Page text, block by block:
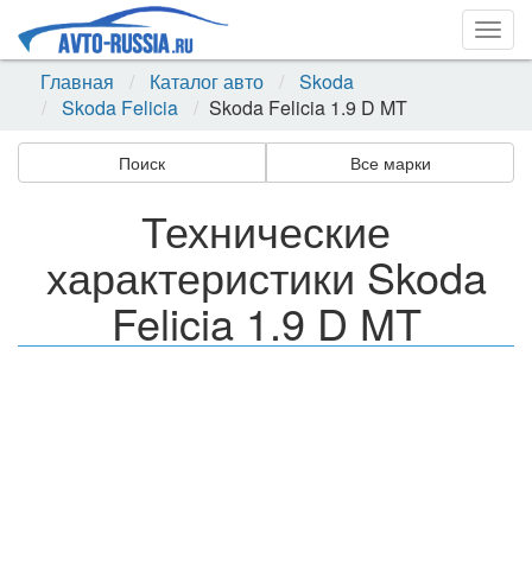
Главная
Каталог авто
Skoda
Skoda Felicia
Skoda Felicia 1.9 D MT
Поиск Все марки
Технические
характеристики Skoda
Felicia 1.9 D MT